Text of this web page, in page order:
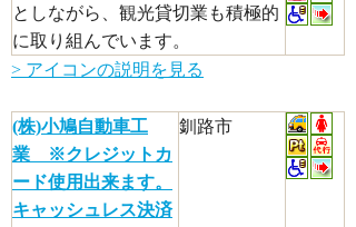
としながら、観光貸切業も積極的
に取り組んでいます。
> アイコンの説明を見る
(株)小鳩自動車工
業 ※クレジットカ
ード使用出来ます。
キャッシュレス決済
釧路市